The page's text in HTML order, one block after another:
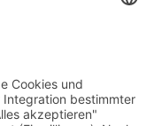
nach dem